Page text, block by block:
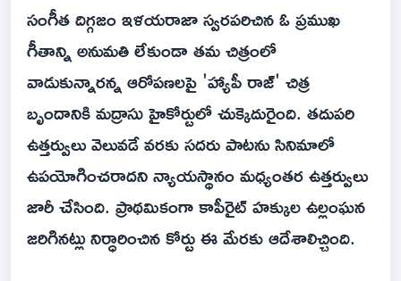
సంగీత దిగ్గజం ఇళయరాజా స్వరపరిచిన ఓ ప్రముఖ
గీతాన్ని అనుమతి లేకుండా తమ చిత్రంలో
వాడుకున్నారన్న ఆరోపణలపై 'హ్యాపీ రాజ్' చిత్ర
బృందానికి మద్రాసు హైకోర్టులో చుక్కెదురైంది. తదుపరి
ఉత్తర్వులు వెలువడే వరకు సదరు పాటను సినిమాలో
ఉపయోగించరాదని న్యాయస్థానం మధ్యంతర ఉత్తర్వులు
జారీ చేసింది. ప్రాథమికంగా కాపీరైట్ హక్కుల ఉల్లంఘన
జరిగినట్లు నిర్ధారించిన కోర్టు ఈ మేరకు ఆదేశాలిచ్చింది.